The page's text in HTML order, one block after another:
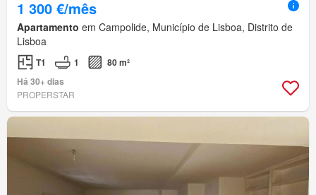
1 300 €/mês
Apartamento em Campolide, Município de Lisboa, Distrito de
Lisboa
T1 1
80 m²
Há 30+ dias
PROPERSTAR